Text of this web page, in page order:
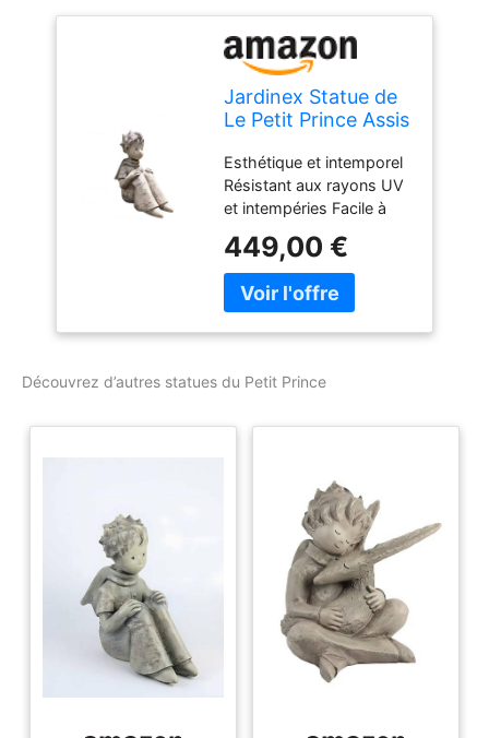
Jardinex Statue de
Le Petit Prince Assis
Esthétique et intemporel
Résistant aux rayons UV
et intempéries Facile à
449,00 €
Découvrez d’autres statues du Petit Prince